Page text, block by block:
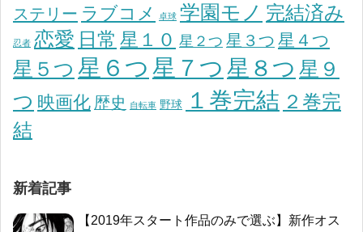
ステリー ラブコメ 卓球 学園モノ 完結済み
忍者 恋愛 日常 星１０ 星２つ 星３つ 星４つ
星５つ 星６つ 星７つ 星８つ 星９
つ 映画化 歴史 自転車 野球 １巻完結 ２巻完
結
新着記事
【2019年スタート作品のみで選ぶ】新作オス